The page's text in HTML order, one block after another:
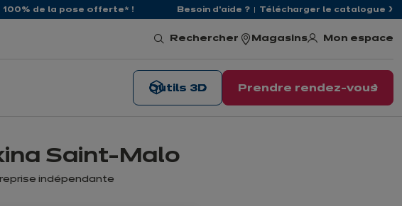
100% de la pose offerte* ! Besoin d'aide ? Télécharger le catalogue
Rechercher Magasins Mon espace
Prendre rendez-vous
Outils 3D
Saint-Malo
indépendante